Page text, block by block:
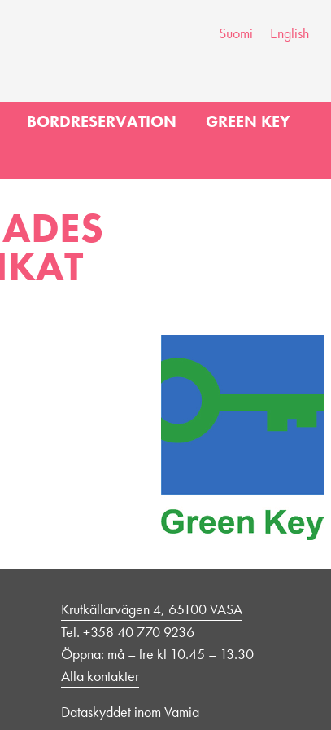
Suomi English
BORDRESERVATION
GREEN KEY
Krutkällarvägen 4, 65100 VASA
Tel. +358 40 770 9236
Öppna: må – fre kl 10.45 – 13.30
Alla kontakter
Dataskyddet inom Vamia